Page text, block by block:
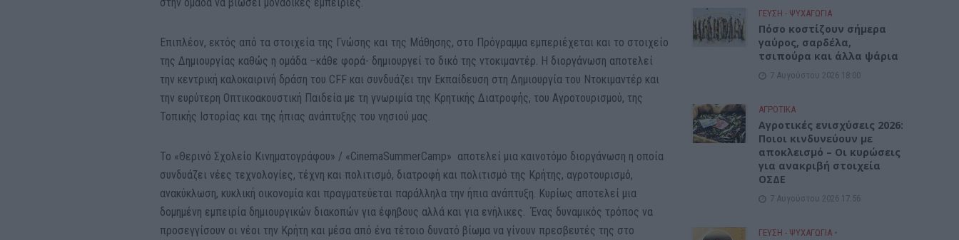
Επιπλέον, εκτός από τα στοιχεία της Γνώσης και της Μάθησης, στο Πρόγραμμα εμπεριέχεται και το στοιχείο
της Δημιουργίας καθώς η ομάδα –κάθε φορά- δημιουργεί το δικό της ντοκιμαντέρ. Η διοργάνωση αποτελεί
την κεντρική καλοκαιρινή δράση του CFF και συνδυάζει την Εκπαίδευση στη Δημιουργία του Ντοκιμαντέρ και
την ευρύτερη Οπτικοακουστική Παιδεία με τη γνωριμία της Κρητικής Διατροφής, του Αγροτουρισμού, της
Τοπικής Ιστορίας και της ήπιας ανάπτυξης του νησιού μας.
Το «Θερινό Σχολείο Κινηματογράφου» / «CinemaSummerCamp» αποτελεί μια καινοτόμο διοργάνωση η οποία
συνδυάζει νέες τεχνολογίες, τέχνη και πολιτισμό, διατροφή και πολιτισμό της Κρήτης, αγροτουρισμό,
ανακύκλωση, κυκλική οικονομία και πραγματεύεται παράλληλα την ήπια ανάπτυξη. Κυρίως αποτελεί μια
δομημένη εμπειρία δημιουργικών διακοπών για έφηβους αλλά και για ενήλικες. Ένας δυναμικός τρόπος να
προσεγγίσουν οι νέοι την Κρήτη και μέσα από ένα τέτοιο δυνατό βίωμα να γίνουν πρεσβευτές της στο
ΓΕΎΣΗ - ΨΥΧΑΓΩΓΊΑ
Πόσο κοστίζουν σήμερα
γαύρος, σαρδέλα,
τσιπούρα και άλλα ψάρια
7 Αυγούστου 2026 18:00
ΑΓΡΟΤΙΚΑ
Αγροτικές ενισχύσεις 2026:
Ποιοι κινδυνεύουν με
αποκλεισμό – Οι κυρώσεις
για ανακριβή στοιχεία
ΟΣΔΕ
7 Αυγούστου 2026 17:56
ΓΕΎΣΗ - ΨΥΧΑΓΩΓΊΑ •